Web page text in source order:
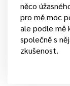
něco
pro mě moc
ale podle mě
společně s
zkušenost.